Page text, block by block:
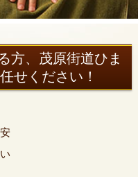
方、茂原街道ひま
せください！